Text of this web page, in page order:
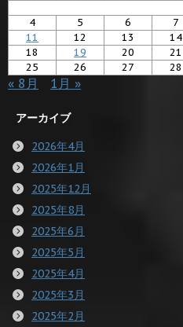
4
5 6 7
11
12 13 14
18
19 20 21
25
26 27 28
« 8月 1月 »
アーカイブ
2026年4月
2026年1月
2025年12月
2025年8月
2025年6月
2025年5月
2025年4月
2025年3月
2025年2月